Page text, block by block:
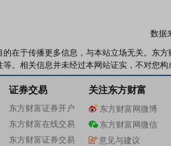
数据
的在于传播更多信息，与本站立场无关。东
。相关信息并未经过本网站证实，不对您
证券交易
东方财富证券开户
东方财富在线交易
东方财富证券交易
关注东方财富
东方财富网微博
东方财富网微信
意见与建议